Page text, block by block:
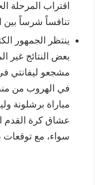
اقتراب المرحلة
تنافساً شرساً بين
ينتظر الجمهور
بعض النتائج غير
مشجعو ليفانتي
في الهروب من
مباراة برشلونة
عشاق كرة القدم
سواء، مع توقعات